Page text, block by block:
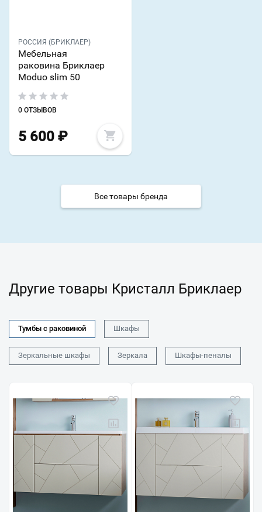
РОССИЯ (БРИКЛАЕР)
Мебельная
раковина Бриклаер
Moduo slim 50
0 ОТЗЫВОВ
5 600 ₽
Все товары бренда
Другие товары Кристалл Бриклаер
Тумбы с раковиной Шкафы
Зеркальные шкафы Зеркала Шкафы-пеналы